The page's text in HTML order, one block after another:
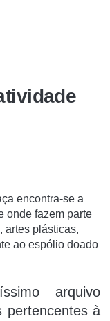
encontra-se a
onde fazem parte
artes plásticas,
ao espólio doado
arquivo
pertencentes à